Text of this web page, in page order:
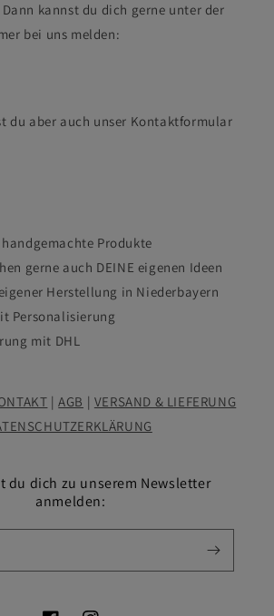
kannst du dich gerne unter der
bei uns melden:
du aber auch unser Kontaktformular
Produkte
gerne auch DEINE eigenen Ideen
Herstellung in Niederbayern
Personalisierung
mit DHL
|AGB | VERSAND & LIEFERUNG
du dich zu unserem Newsletter
anmelden: